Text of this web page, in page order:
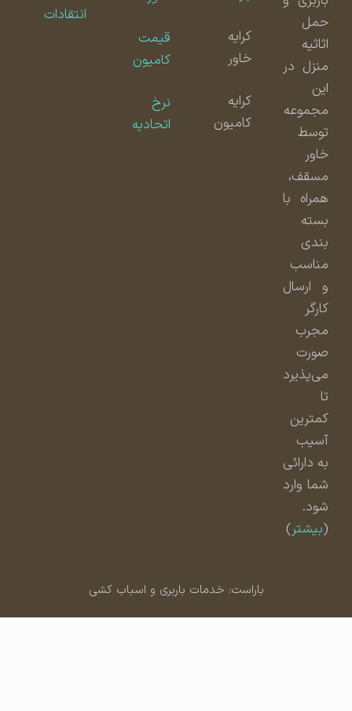
حمل
اثاثیه
منزل در
مجموعه
توسط
مسقف،
همراه با
بسته
بندی
مناسب
و ارسال
مجرب
صورت
می‌پذیرد
کمترین
آسیب
به دارائی
شما وارد
شود.
بیشتر)
کامیون
قیمت
کامیون
اتحادیه
انتقادات
باراست: خدمات باربری و اسباب کشی